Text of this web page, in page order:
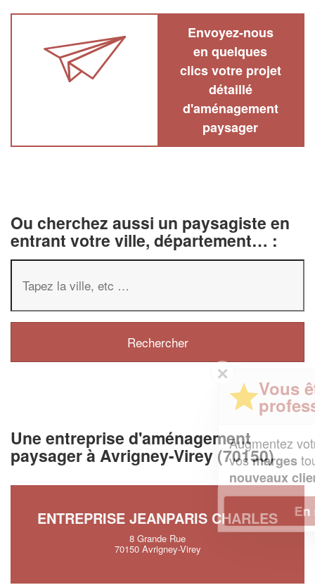
Envoyez-nous
en quelques
clics votre projet
détaillé
d'aménagement
paysager
Ou cherchez aussi un paysagiste en
entrant votre ville, département… :
Une entreprise d'aménagement
paysager à Avrigney-Virey (70150)
ENTREPRISE JEANPARIS CHARLES
8 Grande Rue
70150 Avrigney-Virey
professionnel ?
Augmentez votrechiffre d'affaireset
vosmargestout en gagnant de
En savoir plus